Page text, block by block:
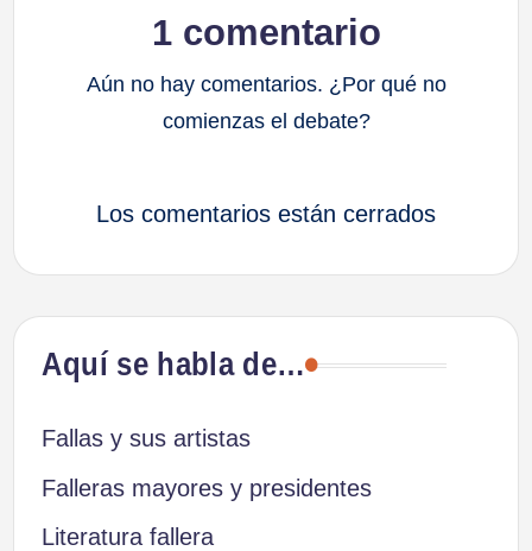
1 comentario
Aún no hay comentarios. ¿Por qué no
comienzas el debate?
Los comentarios están cerrados
Aquí se habla de…
Fallas y sus artistas
Falleras mayores y presidentes
Literatura fallera